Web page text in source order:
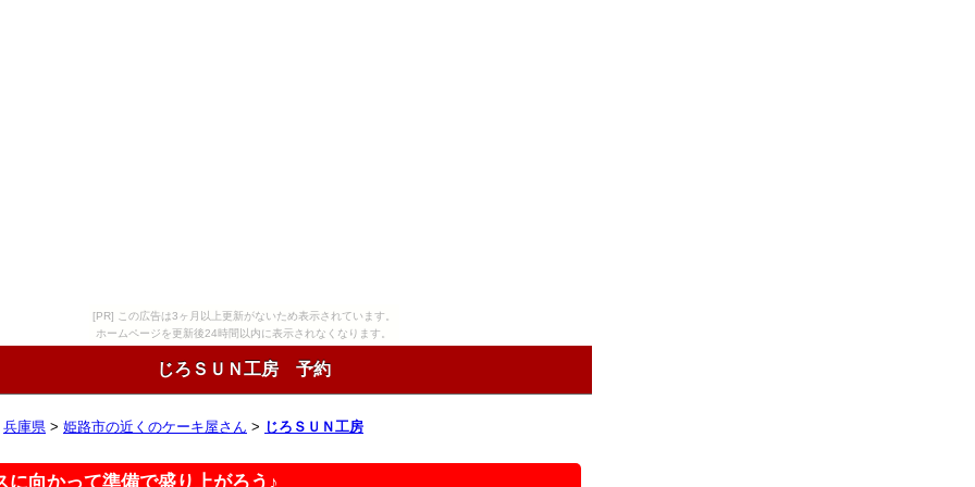
[PR] この広告は3ヶ月以上更新がないため表示されています。
ホームページを更新後24時間以内に表示されなくなります。
じろＳＵＮ工房 予約
兵庫県 > 姫路市の近くのケーキ屋さん > じろＳＵＮ工房
に向かって準備で盛り上がろう♪